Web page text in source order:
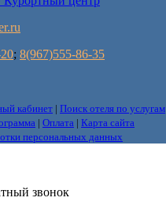
; 8(967)555-86-35
кабинет | Поиск отеля по услугам
| Оплата | Карта сайта
персональных данных
звонок